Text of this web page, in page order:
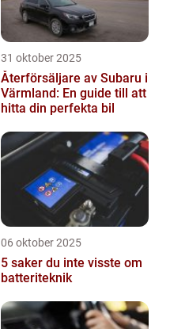
31 oktober 2025
Återförsäljare av Subaru i
Värmland: En guide till att
hitta din perfekta bil
06 oktober 2025
5 saker du inte visste om
batteriteknik